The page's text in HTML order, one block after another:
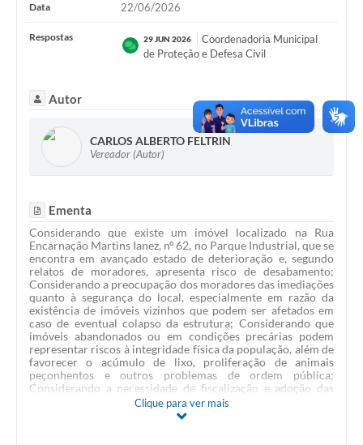
Data 22/06/2026
Respostas 29 JUN 2026
Coordenadoria Municipal
de Proteção e Defesa Civil
Autor
CARLOS ALBERTO FELTRIN
Vereador (Autor)
Ementa
Considerando que existe um imóvel localizado na Rua
Encarnação Martins Ianez, nº 62, no Parque Industrial, que se
encontra em avançado estado de deterioração e, segundo
relatos de moradores, apresenta risco de desabamento;
Considerando a preocupação dos moradores das imediações
quanto à segurança do local, especialmente em razão da
existência de imóveis vizinhos que podem ser afetados em
caso de eventual colapso da estrutura; Considerando que
imóveis abandonados ou em condições precárias podem
representar riscos à integridade física da população, além de
favorecer o acúmulo de lixo, proliferação de animais
peçonhentos e outros problemas de ordem pública;
Considerando a necessidade de fiscalização e adoção das
medidas cabíveis pelo Poder Público para garantir a
segurança dos munícipes; Requeremos à Mesa, após as
Clique para ver mais